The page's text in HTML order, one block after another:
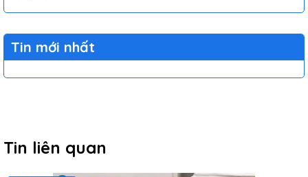
Tin mới nhất
Tin liên quan